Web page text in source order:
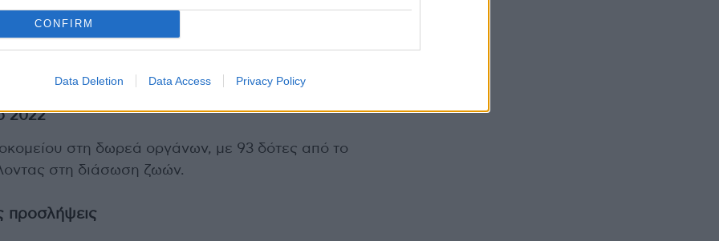
CONFIRM
Data Deletion Data Access Privacy Policy
σπινθηρογραφήματα
2022
στη δωρεά οργάνων, με 93 δότες από το
στη διάσωση ζωών.
προσλήψεις